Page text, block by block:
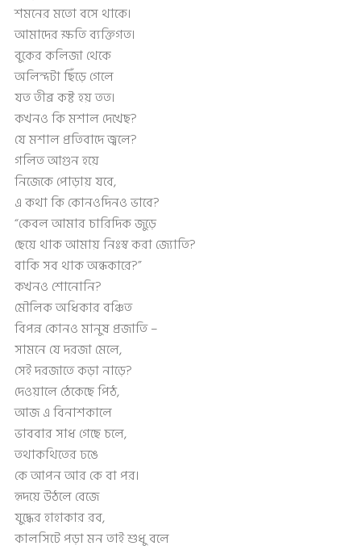
শমনের মতো বসে থাকে।
আমাদের ক্ষতি ব্যক্তিগত।
বুকের কলিজা থেকে
অলিন্দটা ছিঁড়ে গেলে
যত তীব্র কষ্ট হয় তত।
কখনও কি মশাল দেখেছ?
যে মশাল প্রতিবাদে জ্বলে?
গলিত আগুন হয়ে
নিজেকে পোড়ায় যবে,
এ কথা কি কোনওদিনও ভাবে?
“কেবল আমার চারিদিক জুড়ে
ছেয়ে থাক আমায় নিঃস্ব করা জ্যোতি?
বাকি সব থাক অন্ধকারে?”
কখনও শোনোনি?
মৌলিক অধিকার বঞ্চিত
বিপন্ন কোনও মানুষ প্রজাতি –
সামনে যে দরজা মেলে,
সেই দরজাতে কড়া নাড়ে?
দেওয়ালে ঠেকেছে পিঠ,
আজ এ বিনাশকালে
ভাববার সাধ গেছে চলে,
তথাকথিতের ঢঙে
কে আপন আর কে বা পর।
হৃদয়ে উঠলে বেজে
যুদ্ধের হাহাকার রব,
কালসিটে পড়া মন তাই শুধু বলে